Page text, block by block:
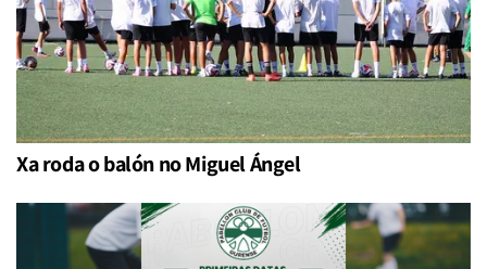
Xa roda o balón no Miguel Ángel